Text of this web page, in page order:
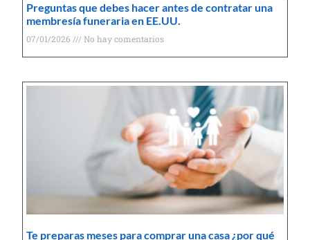
Preguntas que debes hacer antes de contratar una
membresía funeraria en EE.UU.
07/01/2026 No hay comentarios
Te preparas meses para comprar una casa ¿por qué